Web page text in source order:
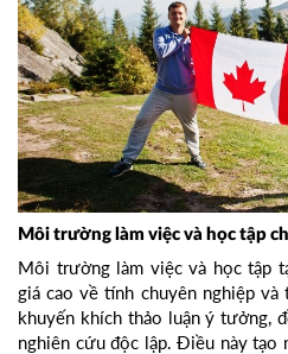
Môi trường làm việc và học tập
Môi trường làm việc và học tập
giá cao về tính chuyên nghiệp
khuyến khích thảo luận ý tưởng,
nghiên cứu độc lập. Điều này tạo